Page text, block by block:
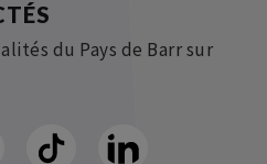
du Pays de Barr sur